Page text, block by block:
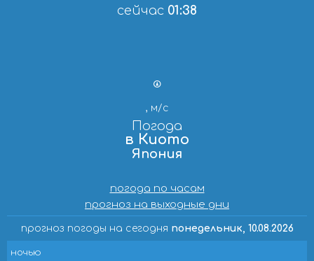
сейчас 01:38
, м/с
Погода
в Киото
Япония
погода по часам
прогноз на выходные дни
прогноз погоды на сегодня понедельник, 10.08.2026
ночью